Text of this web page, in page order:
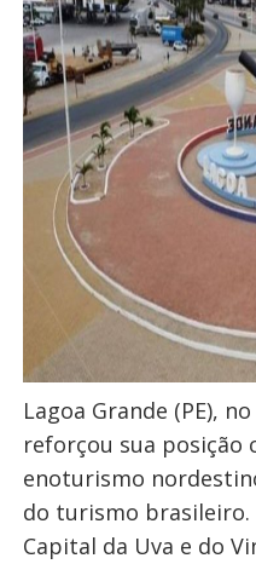
Lagoa Grande (PE),
reforçou sua posição
enoturismo
do turismo brasileiro.
Capital da Uva e do